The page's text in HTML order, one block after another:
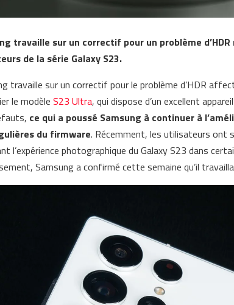
travaille sur un correctif pour un problème
de la série Galaxy S23.
travaille sur un correctif pour le problème d’HDR
le modèleS23 Ultra, qui dispose d’un excellent
ce qui a poussé Samsung à continuer à
du firmware. Récemment, les utilisateurs ont
l’expérience photographique du Galaxy S23 dans
Samsung a confirmé cette semaine qu’il